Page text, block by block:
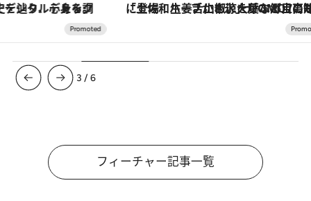
「土佐和ハーブかき氷」がOMO7高知に登場！生姜、山椒、大葉など目にも舌にも涼を呼ぶ郷土の味 【銀座で出合う最旬美容】美髪ケアや上質
3 /6
フィーチャー記事一覧